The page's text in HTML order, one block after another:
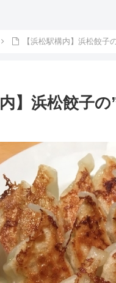
【浜松駅構内】浜松餃子
内】浜松餃子